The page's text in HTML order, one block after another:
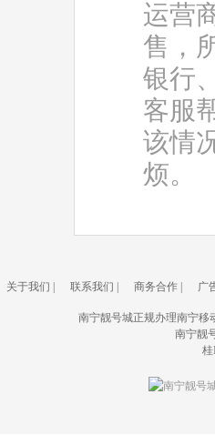
运营
售，
银行
客服
该情
烦。
关于我们 联系我们 商务合作| 广
南宁靓号城正规办理南宁移
南宁靓
桂